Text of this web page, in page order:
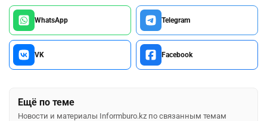
WhatsApp Telegram
VK Facebook
Ещё по теме
Новости и материалы Informburo.kz по связанным темам